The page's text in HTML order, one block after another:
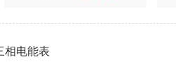
相电能表